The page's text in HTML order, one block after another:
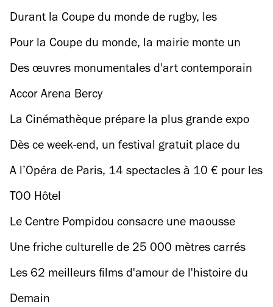
rugby
candidats Top Chef 2023 cuisinent à Ground
Control
Durant la Coupe du monde de rugby, les
meilleurs bars à cocktails du monde se
réunissent à Paris
Pour la Coupe du monde, la mairie monte un
village XXL sur la place de la Concorde
Des œuvres monumentales d'art contemporain
débarquent dans les rues et parcs de Paris
Accor Arena Bercy
La Cinémathèque prépare la plus grande expo
jamais consacrée à Agnès Varda
Dès ce week-end, un festival gratuit place du
Châtelet réunit des chorégraphes de génie
A l’Opéra de Paris, 14 spectacles à 10 € pour les
moins de 28 ans
TOO Hôtel
Le Centre Pompidou consacre une maousse
rétrospective à Marc Chagall et la musique
Une friche culturelle de 25 000 mètres carrés
ouvre dans l’ancienne fac de Censier
Les 62 meilleurs films d'amour de l'histoire du
cinéma
Demain